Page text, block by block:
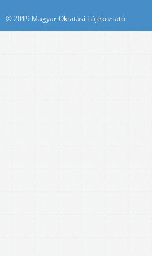
© 2019 Magyar Oktatási Tájékoztató